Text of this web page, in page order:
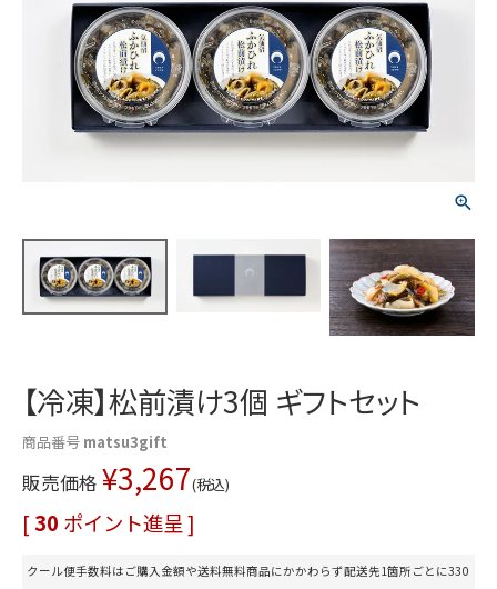
【冷凍】松前漬け3個 ギフトセット
商品番号 matsu3gift
販売価格 ¥3,267 税込
[30 ポイント進呈 ]
クール便手数料はご購入金額や送料無料商品にかかわらず配送先1箇所ごとに330